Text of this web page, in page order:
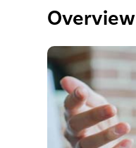
Overview